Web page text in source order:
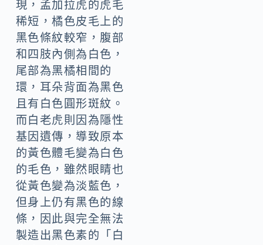
現，孟加拉虎的虎毛
稀短，橘色皮毛上的
黑色條紋較窄，腹部
和四肢內側為白色，
尾部為黑橘相間的
環，耳朵背面為黑色
且有白色圓形斑紋。
而白老虎則因為隱性
基因遺傳，導致原本
的黃色體毛變為白色
的毛色，雖然眼睛也
從黃色變為淡藍色，
但身上仍有黑色的線
條，因此與完全無法
製造出黑色素的「白